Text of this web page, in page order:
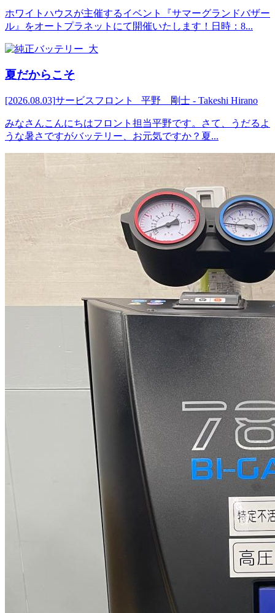
ホワイトハウスが主催するイベント『サマーグランドバザー
ル』をオートプラネットにて開催いたします！日時：8...
夏だからこそ
[2026.08.03]サービスフロント 平野 剛士 - Takeshi Hirano
みなさんこんにちはフロント担当平野です。さて、うだるよ
うな暑さですがバッテリー、お元気ですか？夏...